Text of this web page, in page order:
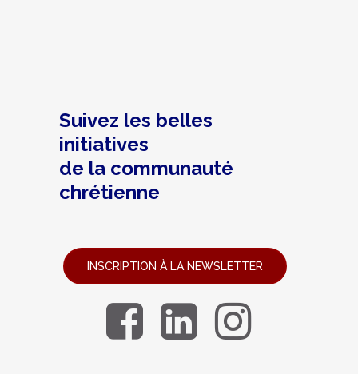
Suivez les belles
initiatives
de la communauté
chrétienne
INSCRIPTION À LA NEWSLETTER